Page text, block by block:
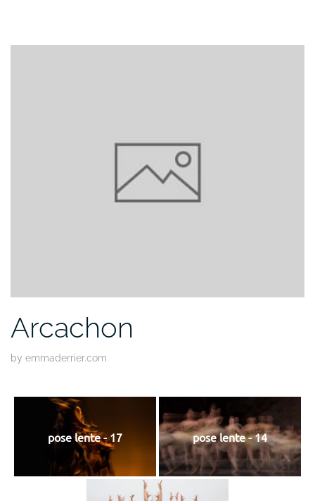
Arcachon
by emmaderrier.com
pose lente - 17 pose lente - 14